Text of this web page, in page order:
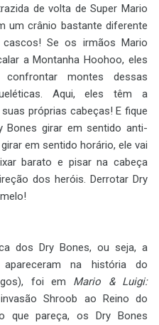
de volta de Super Mario
umcrânio bastante diferente
Se os irmãos Mario
a Montanha Hoohoo, eles
montes dessas
Aqui, eles têm a
próprias cabeças! E fique
Bones girar em sentido anti-
em sentido horário, ele vai
barato e pisar na cabeça
dos heróis. Derrotar Dry
dos Dry Bones, ou seja, a
na história do
foi em Mario & Luigi:
Shroob ao Reino do
que pareça, os Dry Bones